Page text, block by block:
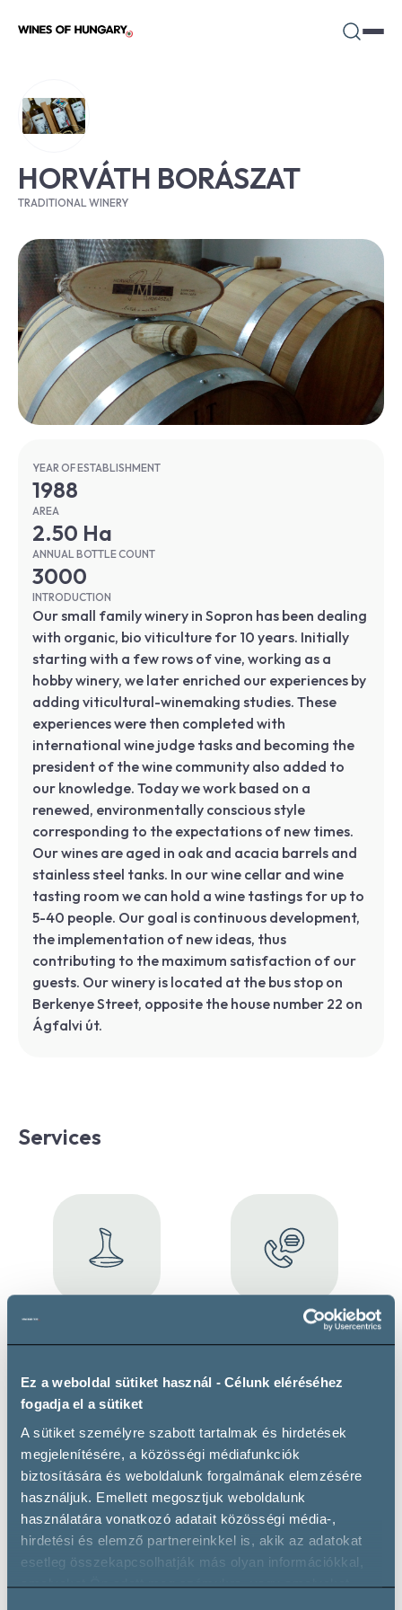
Ez a weboldal sütiket használ - Célunk eléréséhez
fogadja el a sütiket
A sütiket személyre szabott tartalmak és hirdetések
megjelenítésére, a közösségi médiafunkciók
biztosítására és weboldalunk forgalmának elemzésére
használjuk. Emellett megosztjuk weboldalunk
használatára vonatkozó adatait közösségi média-,
hirdetési és elemző partnereinkkel is, akik az adatokat
esetleg összekapcsolhatják más olyan információkkal,
amelyeket Ön adott meg számukra, vagy amelyeket
HORVÁTH BORÁSZAT
TRADITIONAL WINERY
YEAR OF ESTABLISHMENT
1988
AREA
2.50 Ha
ANNUAL BOTTLE COUNT
3000
INTRODUCTION
Our small family winery in Sopron has been dealing
with organic, bio viticulture for 10 years. Initially
starting with a few rows of vine, working as a
hobby winery, we later enriched our experiences by
adding viticultural-winemaking studies. These
experiences were then completed with
international wine judge tasks and becoming the
president of the wine community also added to
our knowledge. Today we work based on a
renewed, environmentally conscious style
corresponding to the expectations of new times.
Our wines are aged in oak and acacia barrels and
stainless steel tanks. In our wine cellar and wine
tasting room we can hold a wine tastings for up to
5-40 people. Our goal is continuous development,
the implementation of new ideas, thus
contributing to the maximum satisfaction of our
guests. Our winery is located at the bus stop on
Berkenye Street, opposite the house number 22 on
Ágfalvi út.
Services
Maximum 6 guests
Dining
Maximum 6 guests
Wine cellar tour
Maximum 6 guests
Event venue